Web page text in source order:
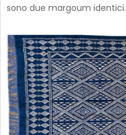
sono due margoum identici.